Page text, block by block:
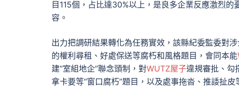
目115個，占比達30%以上，是良多企業反應激烈
容。
出力把調研結果轉化為任務實效，該縣紀委監委對
的權利尋租、好處保送等腐朽和風格題目，會同本能
建“室組地企”聯念頭制，對WUTZ屋子違規審批、勾
拿卡要等“窗口腐朽”題目，以及處事拖沓、推諉扯